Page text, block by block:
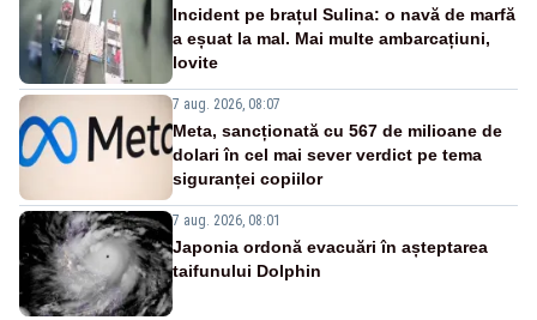
Incident pe brațul Sulina: o navă de marfă
a eșuat la mal. Mai multe ambarcațiuni,
lovite
7 aug. 2026, 08:07
Meta, sancționată cu 567 de milioane de
dolari în cel mai sever verdict pe tema
siguranței copiilor
7 aug. 2026, 08:01
Japonia ordonă evacuări în așteptarea
taifunului Dolphin